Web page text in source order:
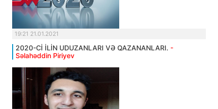
19:21 21.01.2021
2020-Cİ İLİN UDUZANLARI VƏ QAZANANLARI. -
Səlahəddin Piriyev